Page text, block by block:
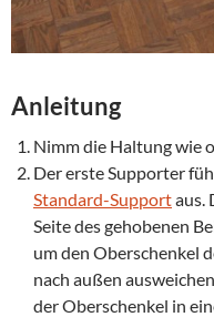
Anleitung
Nimm die Haltung wie
Der erste Supporter
Standard-Supportaus.
Seite des gehobenen
um den Oberschenkel
nach außen
der Oberschenkel in